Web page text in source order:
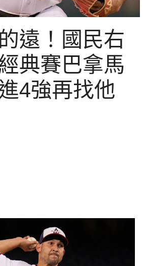
遠！國民右
典賽巴拿馬
4強再找他